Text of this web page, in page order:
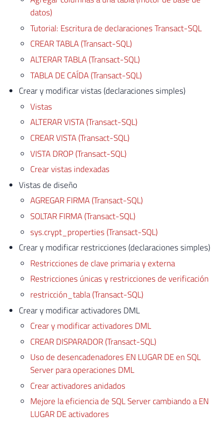
datos)
Tutorial: Escritura de declaraciones Transact-SQL
CREAR TABLA (Transact-SQL)
ALTERAR TABLA (Transact-SQL)
TABLA DE CAÍDA (Transact-SQL)
Crear y modificar vistas (declaraciones simples)
Vistas
ALTERAR VISTA (Transact-SQL)
CREAR VISTA (Transact-SQL)
VISTA DROP (Transact-SQL)
Crear vistas indexadas
Vistas de diseño
AGREGAR FIRMA (Transact-SQL)
SOLTAR FIRMA (Transact-SQL)
sys.crypt_properties (Transact-SQL)
Crear y modificar restricciones (declaraciones simples)
Restricciones de clave primaria y externa
Restricciones únicas y restricciones de verificación
restricción_tabla (Transact-SQL)
Crear y modificar activadores DML
Crear y modificar activadores DML
CREAR DISPARADOR (Transact-SQL)
Uso de desencadenadores EN LUGAR DE en SQL
Server para operaciones DML
Crear activadores anidados
Mejore la eficiencia de SQL Server cambiando a EN
LUGAR DE activadores